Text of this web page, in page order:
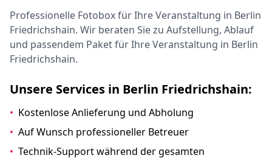
Professionelle Fotobox für Ihre Veranstaltung in Berlin
Friedrichshain. Wir beraten Sie zu Aufstellung, Ablauf
und passendem Paket für Ihre Veranstaltung in Berlin
Friedrichshain.
Unsere Services in Berlin Friedrichshain:
• Kostenlose Anlieferung und Abholung
• Auf Wunsch professioneller Betreuer
• Technik-Support während der gesamten